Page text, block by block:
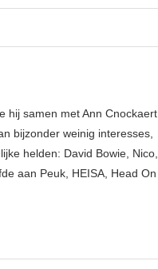
hij samen met Ann Cnockaert
bijzonder weinig interesses,
helden: David Bowie, Nico,
aan Peuk, HEISA, Head On